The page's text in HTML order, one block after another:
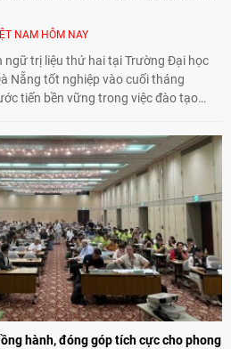
NAM HÔM NAY
ngữ trị liệu thứ hai tại Trường Đại học
Nẵng tốt nghiệp vào cuối tháng
tiến bền vững trong việc đào tạo
hành, đóng góp tích cực cho phong